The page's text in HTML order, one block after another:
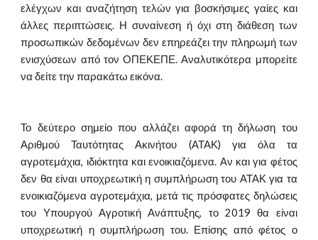
ελέγχων και αναζήτηση τελών για βοσκήσιμες γαίες και
άλλες περιπτώσεις. Η συναίνεση ή όχι στη διάθεση των
προσωπικών δεδομένων δεν επηρεάζει την πληρωμή των
ενισχύσεων από τον ΟΠΕΚΕΠΕ. Αναλυτικότερα μπορείτε
να δείτε την παρακάτω εικόνα.
Το δεύτερο σημείο που αλλάζει αφορά τη δήλωση του
Αριθμού Ταυτότητας Ακινήτου (ΑΤΑΚ) για όλα τα
αγροτεμάχια, ιδιόκτητα και ενοικιαζόμενα. Αν και για φέτος
δεν θα είναι υποχρεωτική η συμπλήρωση του ΑΤΑΚ για τα
ενοικιαζόμενα αγροτεμάχια, μετά τις πρόσφατες δηλώσεις
του Υπουργού Αγροτική Ανάπτυξης, το 2019 θα είναι
υποχρεωτική η συμπλήρωση του. Επίσης από φέτος ο